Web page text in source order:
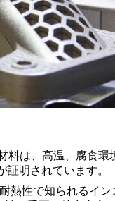
料は、高温、腐食
証明されています。
熱性で知られるイン